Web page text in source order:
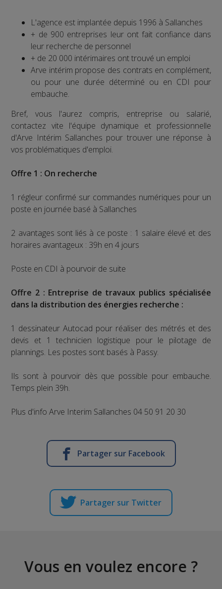
L'agence est implantée depuis 1996 à Sallanches
+ de 900 entreprises leur ont fait confiance dans
leur recherche de personnel
+ de 20 000 intérimaires ont trouvé un emploi
Arve intérim propose des contrats en complément,
ou pour une durée déterminé ou en CDI pour
embauche.
Bref, vous l'aurez compris, entreprise ou salarié,
contactez vite l'équipe dynamique et professionnelle
d'Arve Intérim Sallanches pour trouver une réponse à
vos problématiques d'emploi.
Offre 1 : On recherche
1 régleur confirmé sur commandes numériques pour un
poste en journée basé à Sallanches
2 avantages sont liés à ce poste : 1 salaire élevé et des
horaires avantageux : 39h en 4 jours
Poste en CDI à pourvoir de suite
Offre 2 : Entreprise de travaux publics spécialisée
dans la distribution des énergies recherche :
1 dessinateur Autocad pour réaliser des métrés et des
devis et 1 technicien logistique pour le pilotage de
plannings. Les postes sont basés à Passy.
Ils sont à pourvoir dès que possible pour embauche.
Temps plein 39h.
Plus d'info Arve Interim Sallanches 04 50 91 20 30
Partager sur Facebook
Partager sur Twitter
Vous en voulez encore ?